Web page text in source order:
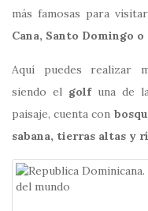
más famosas para
Cana, Santo Domingo o
Aquí puedes realizar
siendo el golfuna de
paisaje, cuenta con
sabana, tierras altas y